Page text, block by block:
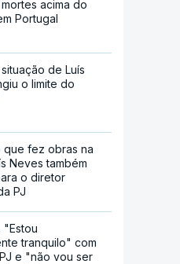
acima do
Portugal
de Luís
o limite do
que fez obras na
Neves também
o diretor
PJ
"Estou
tranquilo" com
e "não vou ser